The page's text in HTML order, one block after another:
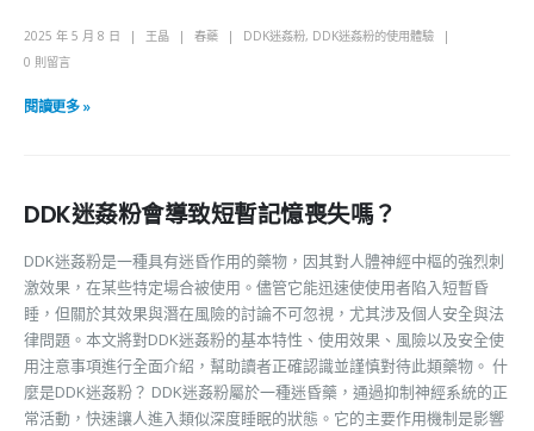
2025 年 5 月 8 日 王晶 春藥 DDK迷姦粉, DDK迷姦粉的使用體驗
0 則留言
閱讀更多 »
DDK迷姦粉會導致短暫記憶喪失嗎？
DDK迷姦粉是一種具有迷昏作用的藥物，因其對人體神經中樞的強烈刺
激效果，在某些特定場合被使用。儘管它能迅速使使用者陷入短暫昏
睡，但關於其效果與潛在風險的討論不可忽視，尤其涉及個人安全與法
律問題。本文將對DDK迷姦粉的基本特性、使用效果、風險以及安全使
用注意事項進行全面介紹，幫助讀者正確認識並謹慎對待此類藥物。 什
麼是DDK迷姦粉？ DDK迷姦粉屬於一種迷昏藥，通過抑制神經系統的正
常活動，快速讓人進入類似深度睡眠的狀態。它的主要作用機制是影響